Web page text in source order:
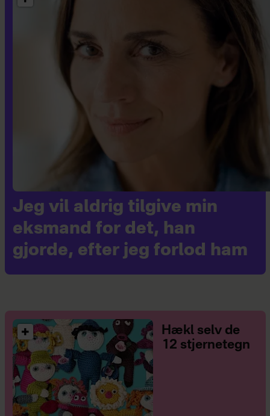
Jeg vil aldrig tilgive min
eksmand for det, han
gjorde, efter jeg forlod ham
Hækl selv de
12 stjernetegn